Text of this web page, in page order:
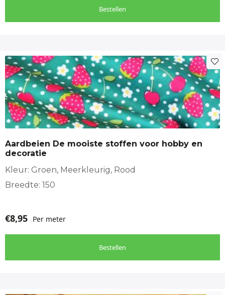
Bestellen
Aardbeien De mooiste stoffen voor hobby en
decoratie
Kleur: Groen, Meerkleurig, Rood
Breedte: 150
€8,95 Per meter
Bestellen